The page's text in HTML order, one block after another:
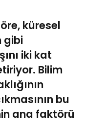
küresel
gibi
iki kat
Bilim
bu
ana faktörü